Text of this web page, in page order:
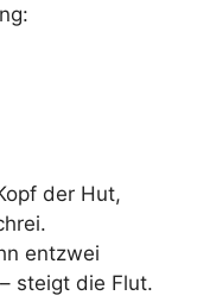
der Hut,
entzwei
steigt die Flut.